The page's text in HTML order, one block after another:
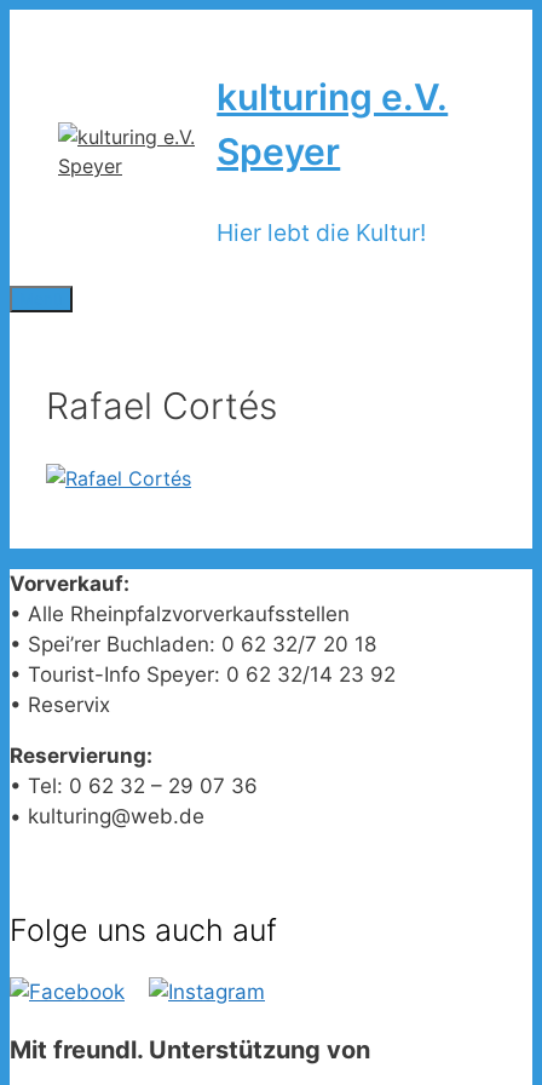
kulturing e.V.
Speyer
Hier lebt die Kultur!
Rafael Cortés
Vorverkauf:
• Alle Rheinpfalzvorverkaufsstellen
• Spei’rer Buchladen: 0 62 32/7 20 18
• Tourist-Info Speyer: 0 62 32/14 23 92
• Reservix
Reservierung:
• Tel: 0 62 32 – 29 07 36
• kulturing@web.de
Folge uns auch auf
Mit freundl. Unterstützung von